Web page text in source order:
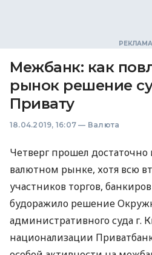
Межбанк: как
рынок решение
Привату
18.04.2019, 16:07 — Валюта
Четверг прошел достаточно
валютном рынке, хотя всю
участников торгов,
будоражило решение
административного суда г.
национализации